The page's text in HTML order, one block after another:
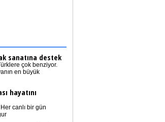
sanatına destek
çok benziyor.
en büyük
hayatını
canlı bir gün